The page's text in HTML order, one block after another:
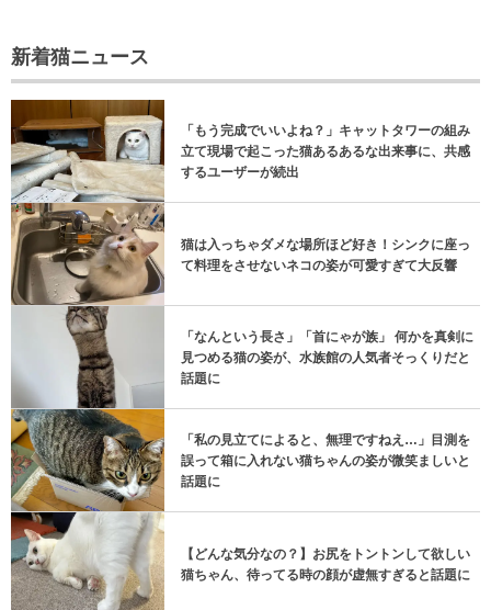
新着猫ニュース
「もう完成でいいよね？」キャットタワーの組み
立て現場で起こった猫あるあるな出来事に、共感
するユーザーが続出
猫は入っちゃダメな場所ほど好き！シンクに座っ
て料理をさせないネコの姿が可愛すぎて大反響
「なんという長さ」「首にゃが族」 何かを真剣に
見つめる猫の姿が、水族館の人気者そっくりだと
話題に
「私の見立てによると、無理ですねえ…」目測を
誤って箱に入れない猫ちゃんの姿が微笑ましいと
話題に
【どんな気分なの？】お尻をトントンして欲しい
猫ちゃん、待ってる時の顔が虚無すぎると話題に